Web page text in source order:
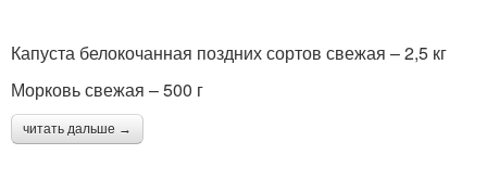
Капуста белокочанная поздних сортов свежая – 2,5 кг
Морковь свежая – 500 г
читать дальше →